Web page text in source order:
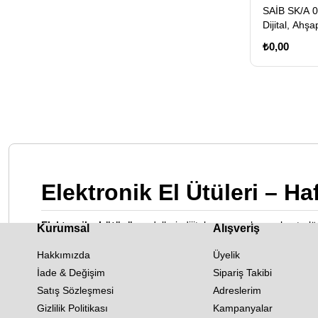
SAİB SK/A
Dijital,
₺0,00
Elektronik El Ütüleri –
Elektronik el ütüsümodelleri; dijital veya analog ısı
çıkar.
Elektronik El Ütüsü Nedir?
Kurumsal
Hakkımızda
İade & Değişim
Satış Sözleşmesi
Gizlilik Politikası
Alışveriş
Üyelik
Sipariş Takibi
Adreslerim
Kampanyalar